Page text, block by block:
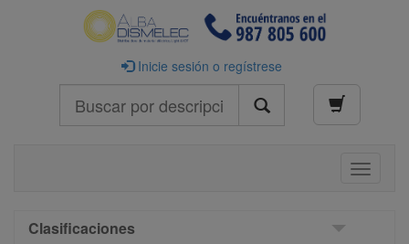
Inicie sesión o regístrese
Toggle
Clasificaciones